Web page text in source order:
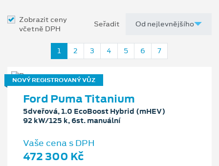
Zobrazit ceny
včetně DPH
Seřadit
1 2 3 4 5 6 7
NOVÝ REGISTROVANÝ VŮZ
Ford Puma Titanium
5dveřová, 1.0 EcoBoost Hybrid (mHEV)
92 kW/125 k, 6st. manuální
Vaše cena s DPH
472 300 Kč